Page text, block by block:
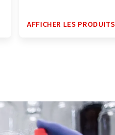
AFFICHER LES PRODUITS